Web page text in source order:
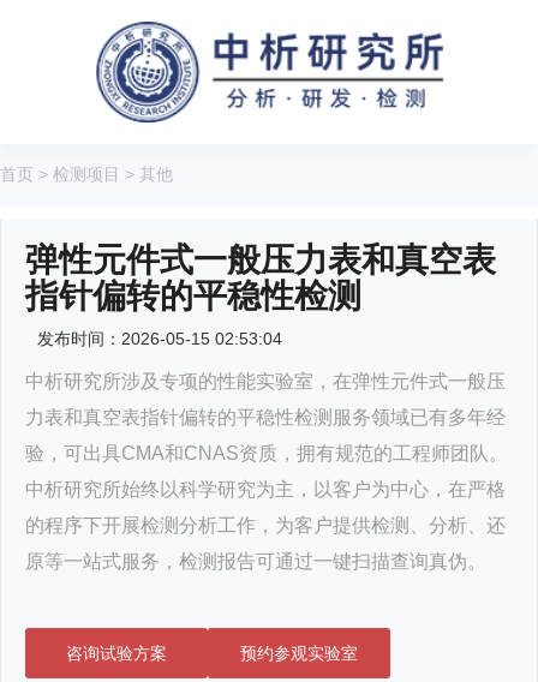
首页 > 检测项目 > 其他
弹性元件式一般压力表和真空表
指针偏转的平稳性检测
发布时间：2026-05-15 02:53:04
中析研究所涉及专项的性能实验室，在弹性元件式一般压
力表和真空表指针偏转的平稳性检测服务领域已有多年经
验，可出具CMA和CNAS资质，拥有规范的工程师团队。
中析研究所始终以科学研究为主，以客户为中心，在严格
的程序下开展检测分析工作，为客户提供检测、分析、还
原等一站式服务，检测报告可通过一键扫描查询真伪。
咨询试验方案 预约参观实验室